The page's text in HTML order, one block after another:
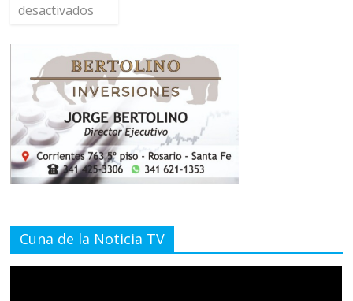
desactivados
Cuna de la Noticia TV